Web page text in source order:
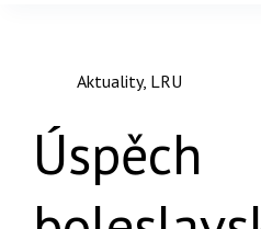
Aktuality, LRU
Úspěch